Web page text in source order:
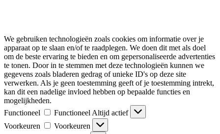
We gebruiken technologieën zoals cookies om informatie over je
apparaat op te slaan en/of te raadplegen. We doen dit met als doel
om de beste ervaring te bieden en om gepersonaliseerde advertenties
te tonen. Door in te stemmen met deze technologieën kunnen we
gegevens zoals bladeren gedrag of unieke ID's op deze site
verwerken. Als je geen toestemming geeft of je toestemming intrekt,
kan dit een nadelige invloed hebben op bepaalde functies en
mogelijkheden.
Functioneel
Functioneel Altijd actief
Voorkeuren
Voorkeuren